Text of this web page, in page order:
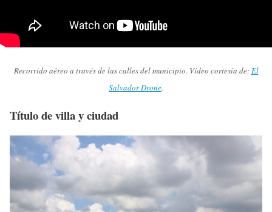
Recorrido aéreo a través de las calles del municipio. Vídeo cortesía de: El
Salvador Drone.
Título de villa y ciudad